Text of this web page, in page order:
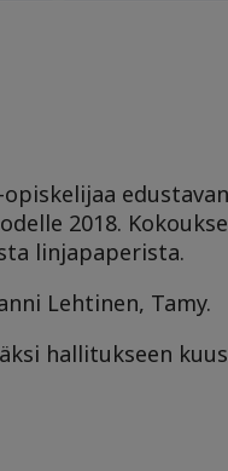
2018.
linjapaperista.
Lehtinen, Tamy.
hallitukseen